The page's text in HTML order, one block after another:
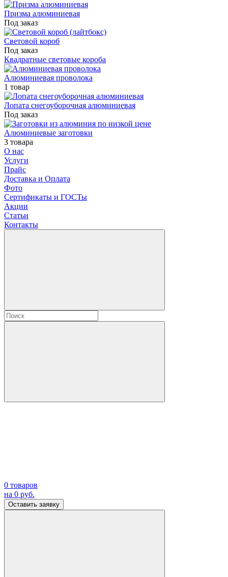
Призма алюминиевая
Под заказ
Световой короб
Под заказ
Квадратные световые короба
Алюминиевая проволока
1 товар
Лопата снегоуборочная алюминиевая
Под заказ
Алюминиевые заготовки
3 товара
О нас
Услуги
Прайс
Доставка и Оплата
Фото
Сертификаты и ГОСТы
Акции
Статьи
Контакты
0 товаров
на 0 руб.
Оставить заявку